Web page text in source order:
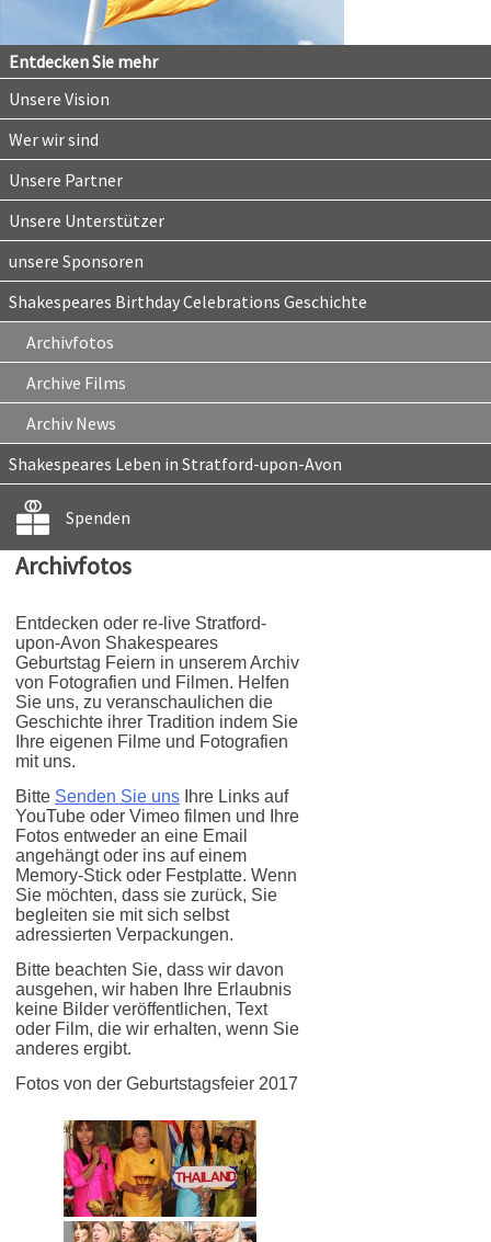
Entdecken Sie mehr
Unsere Vision
Wer wir sind
Unsere Partner
Unsere Unterstützer
unsere Sponsoren
Shakespeares Birthday Celebrations Geschichte
Archivfotos
Archive Films
Archiv News
Shakespeares Leben in Stratford-upon-Avon
Spenden
Archivfotos
Entdecken oder re-live Stratford-
upon-Avon Shakespeares
Geburtstag Feiern in unserem Archiv
von Fotografien und Filmen. Helfen
Sie uns, zu veranschaulichen die
Geschichte ihrer Tradition indem Sie
Ihre eigenen Filme und Fotografien
mit uns.
Bitte Senden Sie uns Ihre Links auf
YouTube oder Vimeo filmen und Ihre
Fotos entweder an eine Email
angehängt oder ins auf einem
Memory-Stick oder Festplatte. Wenn
Sie möchten, dass sie zurück, Sie
begleiten sie mit sich selbst
adressierten Verpackungen.
Bitte beachten Sie, dass wir davon
ausgehen, wir haben Ihre Erlaubnis
keine Bilder veröffentlichen, Text
oder Film, die wir erhalten, wenn Sie
anderes ergibt.
Fotos von der Geburtstagsfeier 2017